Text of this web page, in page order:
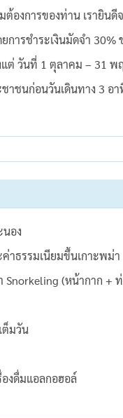
ต้องการของท่าน เรายิน
การชำระเงินมัดจำ
แต่ วันที่ 1 ตุลาคม – 31
าชนก่อนวันเดินทาง 3 อ
นอง
าธรรมเนียมขึ้นเกาะพม่า
(หน้ากาก +
ต็มวัน
องดื่มแอลกอฮอล์